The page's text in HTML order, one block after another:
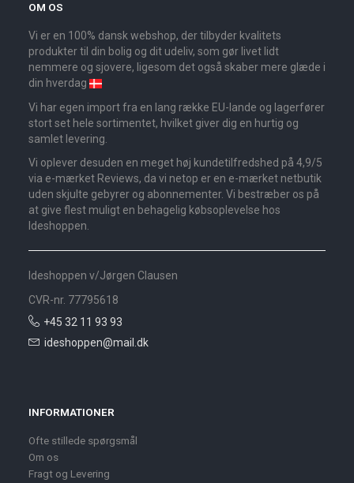
OM OS
Vi er en 100% dansk webshop, der tilbyder kvalitets
produkter til din bolig og dit udeliv, som gør livet lidt
nemmere og sjovere, ligesom det også skaber mere glæde i
din hverdag
Vi har egen import fra en lang række EU-lande og lagerfører
stort set hele sortimentet, hvilket giver dig en hurtig og
samlet levering.
Vi oplever desuden en meget høj kundetilfredshed på 4,9/5
via e-mærket Reviews, da vi netop er en e-mærket netbutik
uden skjulte gebyrer og abonnementer. Vi bestræber os på
at give flest muligt en behagelig købsoplevelse hos
Ideshoppen.
Ideshoppen v/Jørgen Clausen
CVR-nr. 77795618
+45 32 11 93 93
ideshoppen@mail.dk
INFORMATIONER
Ofte stillede spørgsmål
Om os
Fragt og Levering